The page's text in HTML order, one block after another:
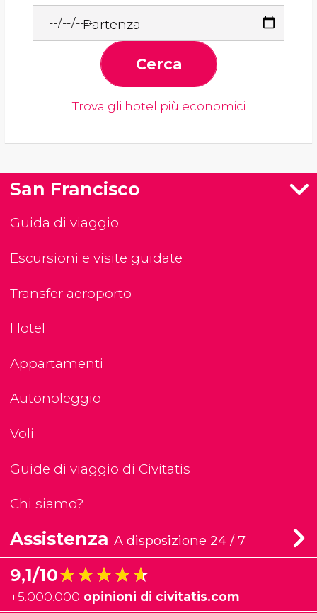
Partenza
Cerca
Trova gli hotel più economici
San Francisco
Guida di viaggio
Escursioni e visite guidate
Transfer aeroporto
Hotel
Appartamenti
Autonoleggio
Voli
Guide di viaggio di Civitatis
Chi siamo?
Assistenza A disposizione 24 / 7
9,1/10★★★★★
★★★★★
+5.000.000 opinioni di civitatis.com